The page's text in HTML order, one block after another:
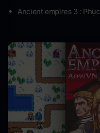
Ancient empires 3 :